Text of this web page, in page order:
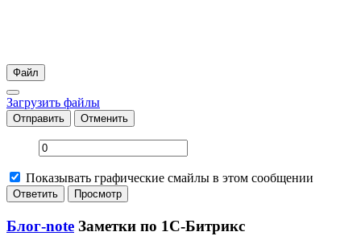
Файл
Загрузить файлы
Отправить Отменить
Показывать графические смайлы в этом сообщении
Блог-note Заметки по 1С-Битрикс